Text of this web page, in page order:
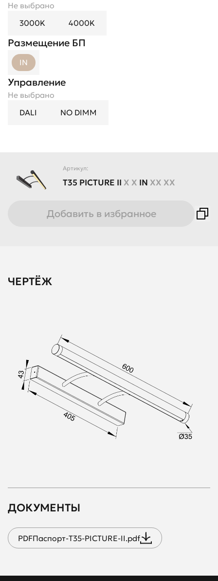
Не выбрано
3000K
4000K
Размещение БП
IN
Управление
Не выбрано
DALI
NO DIMM
Артикул:
T35 PICTURE II X X IN XX XX
Добавить в избранное
ДОКУМЕНТЫ
PDFПаспорт-T35-PICTURE-II.pdf
ЧЕРТЁЖ